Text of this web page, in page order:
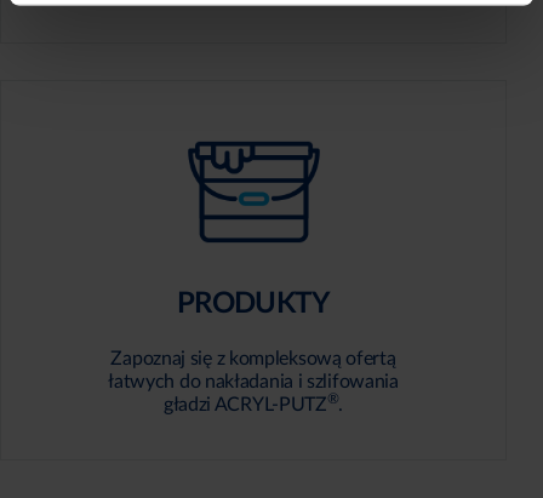
PRODUKTY
Zapoznaj się z kompleksową ofertą
łatwych do nakładania i szlifowania
gładzi ACRYL-PUTZ®.